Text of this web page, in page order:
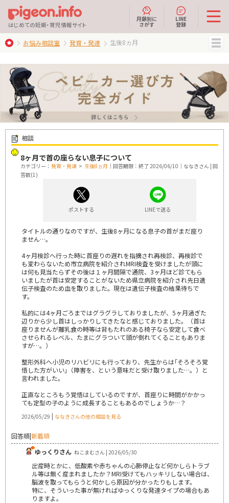
はじめての妊娠・育児情報サイト
月齢別に
さがす
LINE
登録
お悩み相談室 発育・発達 生後8ヵ月
相談
8ヶ月で首の座らない息子について
カテゴリー： 発育・発達 > 生後8ヵ月 ｜回答期限：終了 2026/06/10｜ななきさん | 回
答数(1)
ポストする LINEで送る
タイトルの通りなのですが、生後8ヶ月になる息子の首がまだ座り
ません…。
4ヶ月検診へ行った時に首座りの遅れを指摘され再検診、再検診で
も変わらないため市立病院を紹介されMRI検査を受けましたが頭に
は何も見当たらずその後は１ヶ月間隔で通院、3ヶ月ほど診てもら
いましたが首は安定することがないため県立病院を紹介され先日遺
伝子検査のため血を取りました。現在は遺伝子検査の結果待ちで
す。
私的には4ヶ月ごろまではグラグラしておりましたが、5ヶ月過ぎた
辺りから少し首はしっかりしてきたなと感じておりました。（首は
座りませんが離乳食の時等は背もたれのある椅子なら安定して食べ
させられるレベル、たまにグラついて頭が倒れてくることもありま
すが…。）
整形外科へ小児のリハビリにも行っており、先生からは｢そろそろ覚
悟した方がいい｣（障害を、という意味だと受け取りました…。）と
言われました。
正直なところもう覚悟はしているのですが、首座りに時間がかかっ
ても定型の子のように成長することもあるのでしょうか…？
2026/05/29 | ななきさんの他の相談を見る
回答順|新着順
ゆっくりさん ねこまむさん | 2026/05/30
出産時とかに、低酸素や赤ちゃんの心肺停止など何かしらトラブ
ル等は無く産まれましたか？MRI受けてもハッキリしない場合は、
脳波を取ってもらうと何かしら原因が分かったりもします。
特に、そういった事が無ければゆっくりな発達タイプの場合もあ
りますよ。